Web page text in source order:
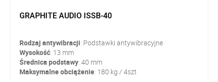
GRAPHITE AUDIO ISSB-40
Rodzaj antywibracji: Podstawki antywibracyjne
Wysokość: 13 mm
Średnica podstawy: 40 mm
Maksymalneobciążenie: 180 kg / 4szt